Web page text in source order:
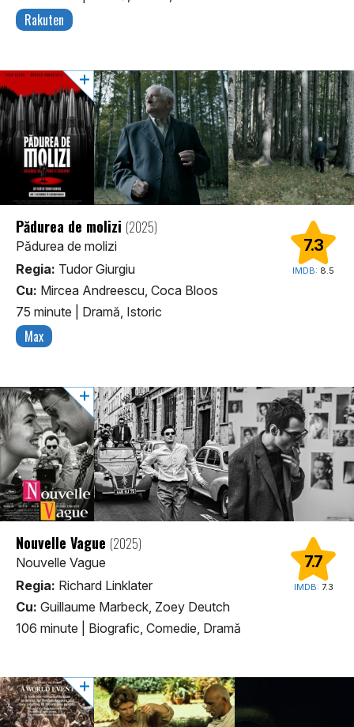
Rakuten
7.3
IMDB: 8.5
Pădurea de molizi (2025)
Pădurea de molizi
Regia: Tudor Giurgiu
Cu: Mircea Andreescu, Coca Bloos
75 minute
Dramă, Istoric
Max
7.7
IMDB: 7.3
Nouvelle Vague (2025)
Nouvelle Vague
Regia: Richard Linklater
Cu: Guillaume Marbeck, Zoey Deutch
106 minute
Biografic, Comedie, Dramă